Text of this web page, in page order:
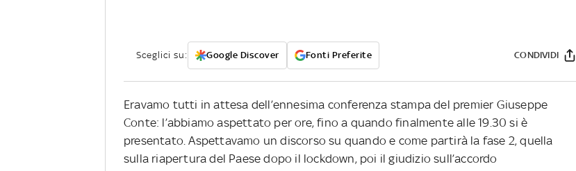
Sceglici su: Google Discover Fonti Preferite CONDIVIDI
Eravamo tutti in attesa dell’ennesima conferenza stampa del premier Giuseppe
Conte: l’abbiamo aspettato per ore, fino a quando finalmente alle 19.30 si è
presentato. Aspettavamo un discorso su quando e come partirà la fase 2, quella
sulla riapertura del Paese dopo il lockdown, poi il giudizio sull’accordo